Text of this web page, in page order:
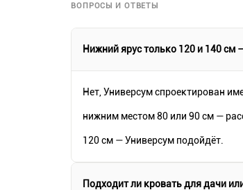
ВОПРОСЫ И ОТВЕТЫ
Нижний ярус только 120 и 140 см
Нет, Универсум спроектирован
нижним местом 80 или 90 см —
120 см — Универсум подойдёт.
Подходит ли кровать для дачи